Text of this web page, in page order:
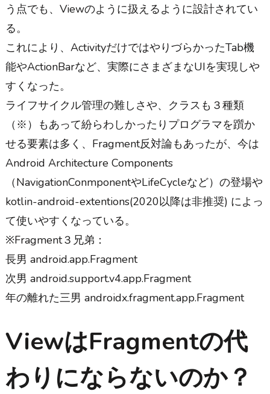
う点でも、Viewのように扱えるように設計されてい
る。
これにより、ActivityだけではやりづらかったTab機
能やActionBarなど、実際にさまざまなUIを実現しや
すくなった。
ライフサイクル管理の難しさや、クラスも３種類
（※）もあって紛らわしかったりプログラマを躓か
せる要素は多く、Fragment反対論もあったが、今は
Android Architecture Components
（NavigationConmponentやLifeCycleなど）の登場や
kotlin-android-extentions(2020以降は非推奨) によっ
て使いやすくなっている。
※Fragment３兄弟：
長男 android.app.Fragment
次男 android.support.v4.app.Fragment
年の離れた三男 androidx.fragment.app.Fragment
ViewはFragmentの代
わりにならないのか？